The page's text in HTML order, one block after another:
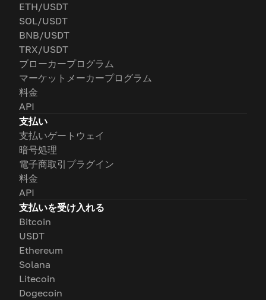
ETH/USDT
SOL/USDT
BNB/USDT
TRX/USDT
ブローカープログラム
マーケットメーカープログラム
料金
API
支払い
支払いゲートウェイ
暗号処理
電子商取引プラグイン
料金
API
支払いを受け入れる
Bitcoin
USDT
Ethereum
Solana
Litecoin
Dogecoin